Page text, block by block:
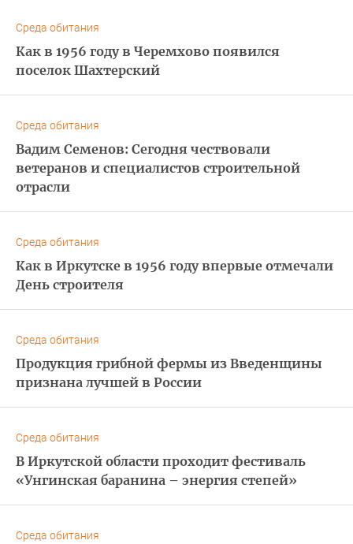
Среда обитания
Как в 1956 году в Черемхово появился
поселок Шахтерский
Среда обитания
Вадим Семенов: Сегодня чествовали
ветеранов и специалистов строительной
отрасли
Среда обитания
Как в Иркутске в 1956 году впервые отмечали
День строителя
Среда обитания
Продукция грибной фермы из Введенщины
признана лучшей в России
Среда обитания
В Иркутской области проходит фестиваль
«Унгинская баранина – энергия степей»
Среда обитания